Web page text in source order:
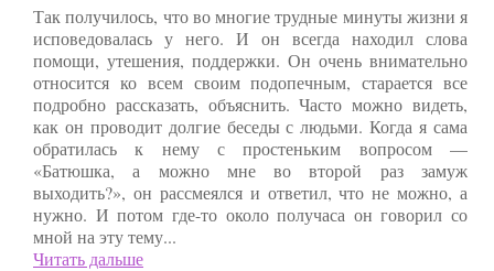
Так получилось, что во многие трудные минуты жизни я
исповедовалась у него. И он всегда находил слова
помощи, утешения, поддержки. Он очень внимательно
относится ко всем своим подопечным, старается все
подробно рассказать, объяснить. Часто можно видеть,
как он проводит долгие беседы с людьми. Когда я сама
обратилась к нему с простеньким вопросом —
«Батюшка, а можно мне во второй раз замуж
выходить?», он рассмеялся и ответил, что не можно, а
нужно. И потом где-то около получаса он говорил со
мной на эту тему...
Читать дальше